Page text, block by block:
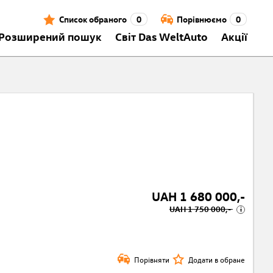
Список обраного 0 Порівнюємо 0
пошук Світ Das WeltAuto Акції
UAH 1 680 000,-
UAH 1 750 000,- i
Порівняти Додати в обране